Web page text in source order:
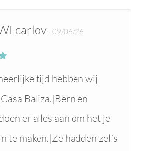
09/06/26
tijd hebben wij
Baliza.|Bern en
er alles aan om het je
te maken.|Ze hadden zelfs